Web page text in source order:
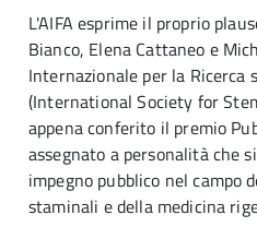
L'AIFA esprime il proprio
Bianco, Elena Cattaneo e
Internazionale per la Ricerca
(International Society for
appena conferito il premio
assegnato a personalità che
impegno pubblico nel campo
staminali e della medicina